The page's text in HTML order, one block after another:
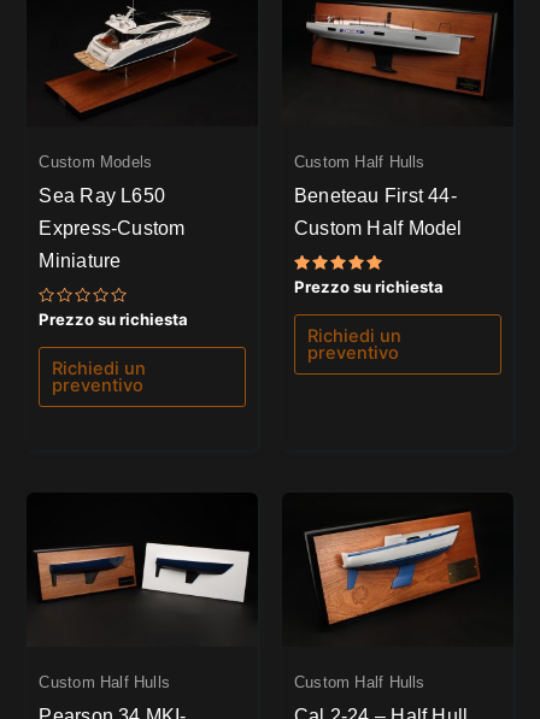
Custom Models
Sea Ray L650
Express-Custom
Miniature
Valutato
su
Prezzo su richiesta
Richiedi un
preventivo
Custom Half Hulls
Beneteau First 44-
Custom Half Model
Valutato
su 5
Prezzo su richiesta
Richiedi un
preventivo
Custom Half Hulls Custom Half Hulls